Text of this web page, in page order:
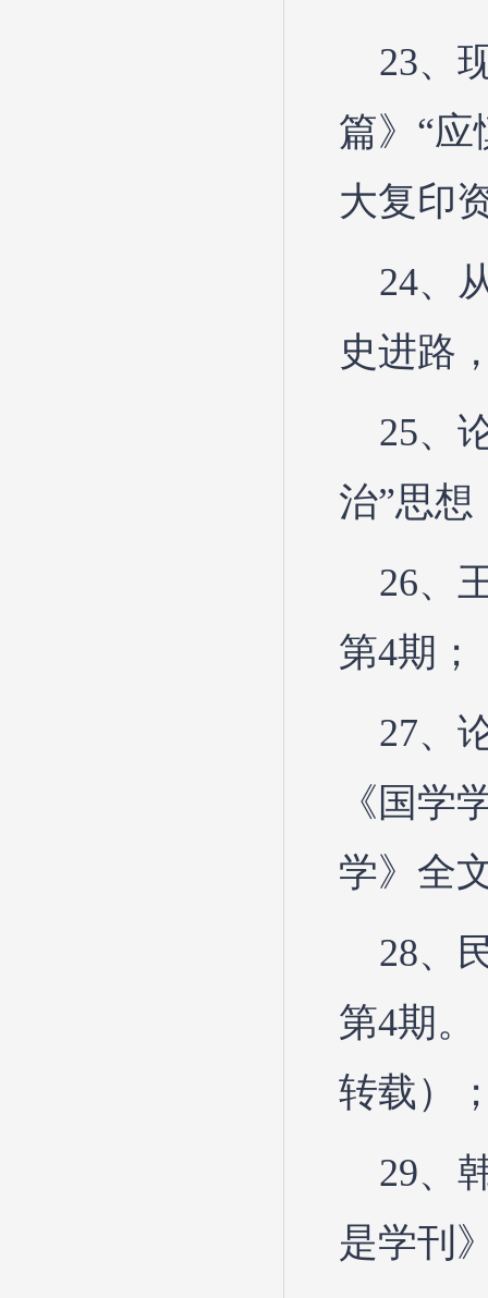
23、
篇》“应
大复印
24、
史进路
25、
治”思想
26、
第4期；
27、
《国学
学》全
28、
第4期
转载）
29、
是学刊